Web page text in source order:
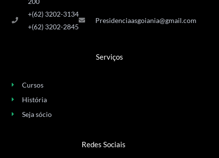
+(62) 3202-3134
+(62) 3202-2845
Presidenciaasgoiania@gmail.com
Serviços
Cursos
História
Seja sócio
Redes Sociais